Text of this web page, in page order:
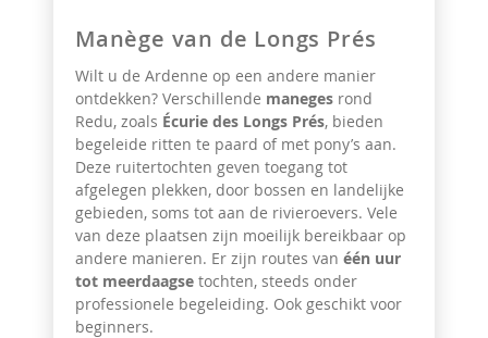
Manège van de Longs Prés
Wilt u de Ardenne op een andere manier
ontdekken? Verschillende maneges rond
Redu, zoals Écurie des Longs Prés, bieden
begeleide ritten te paard of met pony’s aan.
Deze ruitertochten geven toegang tot
afgelegen plekken, door bossen en landelijke
gebieden, soms tot aan de rivieroevers. Vele
van deze plaatsen zijn moeilijk bereikbaar op
andere manieren. Er zijn routes van één uur
tot meerdaagse tochten, steeds onder
professionele begeleiding. Ook geschikt voor
beginners.